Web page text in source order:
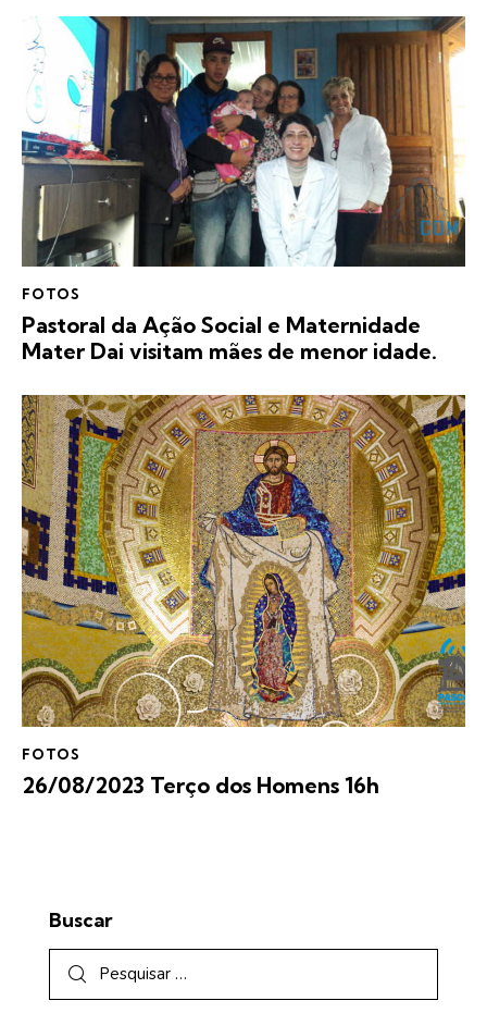
FOTOS
Pastoral da Ação Social e Maternidade
Mater Dai visitam mães de menor idade.
FOTOS
26/08/2023 Terço dos Homens 16h
Buscar